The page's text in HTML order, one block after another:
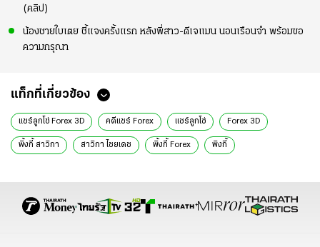
(คลิป)
น้องชายใบเตย ชี้แจงครั้งแรก หลังพี่สาว-ดีเจแมน นอนเรือนจำ พร้อมขอ
ความกรุณา
แท็กที่เกี่ยวข้อง
แชร์ลูกโซ่ Forex 3D คดีแชร์ Forex แชร์ลูกโซ่ Forex 3D
พิ้งกี้ สาวิกา สาวิกา ไชยเดช พิ้งกี้ Forex พิงกี้